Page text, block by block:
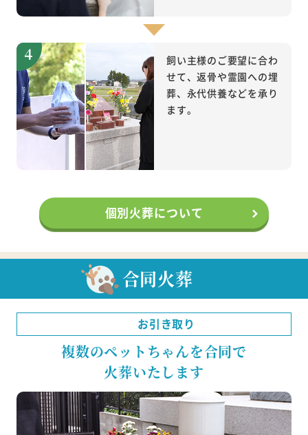
飼い主様のご要望に合わ
せて、返骨や霊園への埋
葬、永代供養などを承り
ます。
個別火葬について
合同火葬
お引き取り
複数のペットちゃんを合同で
火葬いたします